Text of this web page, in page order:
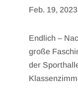
Feb. 19, 2023
Endlich –
große
der